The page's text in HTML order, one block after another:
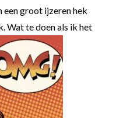
een groot ijzeren hek
Wat te doen als ik het